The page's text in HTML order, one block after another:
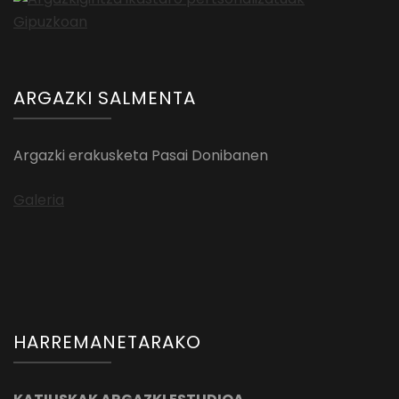
ARGAZKI SALMENTA
Argazki erakusketa Pasai Donibanen
Galeria
HARREMANETARAKO